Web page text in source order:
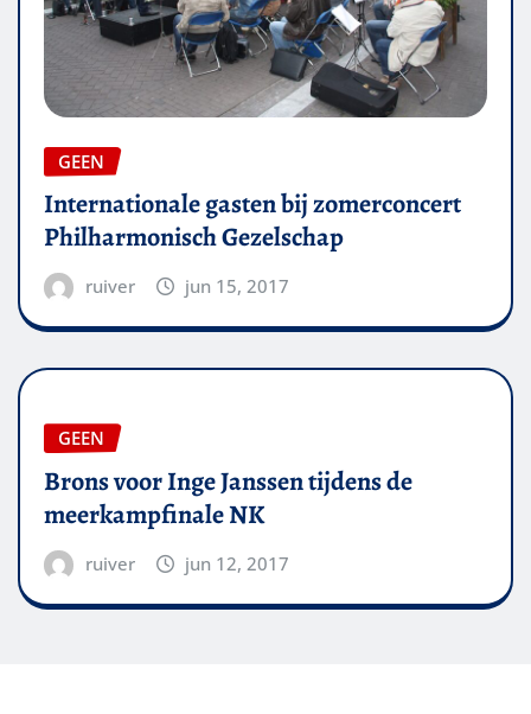
GEEN
Internationale gasten bij zomerconcert
Philharmonisch Gezelschap
ruiver jun 15, 2017
GEEN
Brons voor Inge Janssen tijdens de
meerkampfinale NK
ruiver jun 12, 2017